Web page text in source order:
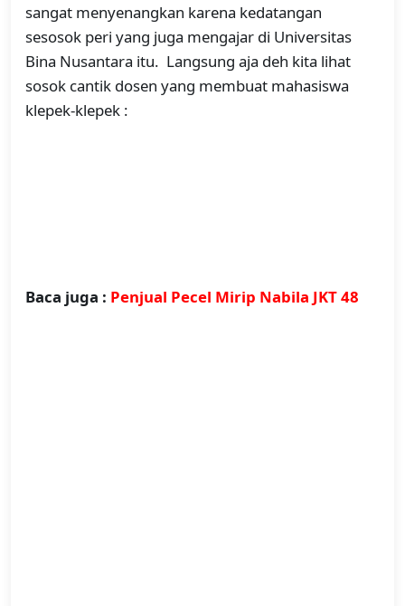
sangat menyenangkan karena kedatangan
sesosok peri yang juga mengajar di Universitas
Bina Nusantara itu. Langsung aja deh kita lihat
sosok cantik dosen yang membuat mahasiswa
klepek-klepek :
Baca juga : Penjual Pecel Mirip Nabila JKT 48